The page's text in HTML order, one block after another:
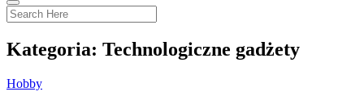
Kategoria: Technologiczne gadżety
Hobby